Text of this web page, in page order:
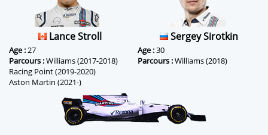
Lance Stroll
Age :27
Parcours :Williams (2017-2018)
Racing Point (2019-2020)
Aston Martin (2021-)
Sergey Sirotkin
Age :30
Parcours :Williams (2018)